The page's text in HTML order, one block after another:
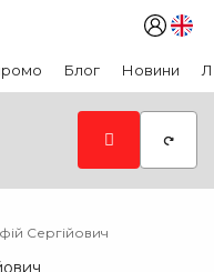
Блог Новини
Сергійович